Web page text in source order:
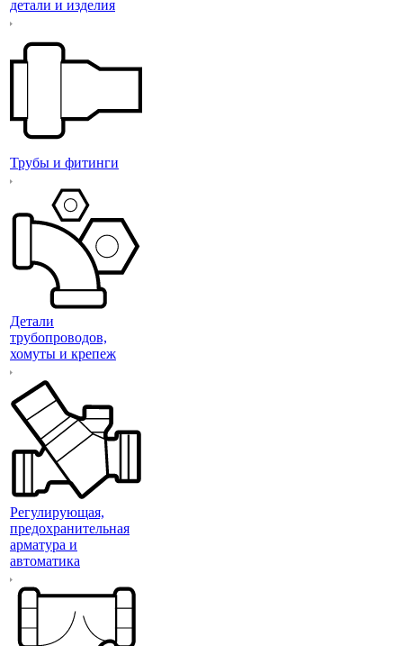
детали и изделия
Трубы и фитинги
Детали
трубопроводов,
хомуты и крепеж
Регулирующая,
предохранительная
арматура и
автоматика